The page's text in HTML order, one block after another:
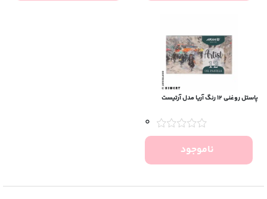
پاستل روغنی 12 رنگ آریا مدل آرتیست
0
ناموجود